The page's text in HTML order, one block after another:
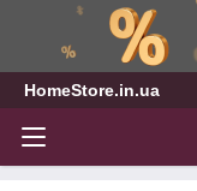
HomeStore.in.ua